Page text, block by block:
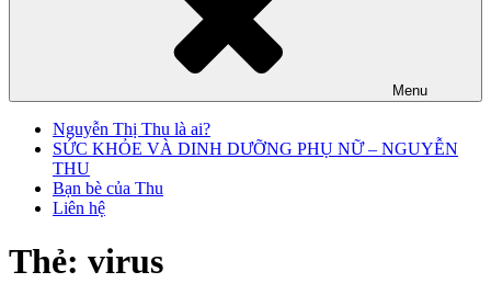
Menu
Nguyễn Thị Thu là ai?
SỨC KHỎE VÀ DINH DƯỠNG PHỤ NỮ – NGUYỄN
THU
Bạn bè của Thu
Liên hệ
Thẻ: virus